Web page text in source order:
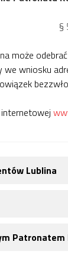
§
może
wniosku
Lublina